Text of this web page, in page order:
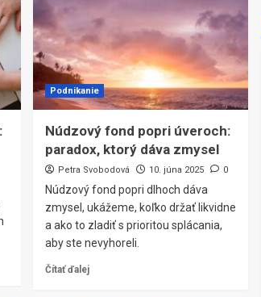
Podnikanie
Núdzový fond popri úveroch:
paradox, ktorý dáva zmysel
Petra Svobodová 10. júna 2025 0
Núdzový fond popri dlhoch dáva
zmysel, ukážeme, koľko držať likvidne
a ako to zladiť s prioritou splácania,
aby ste nevyhoreli.
Čítať ďalej